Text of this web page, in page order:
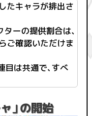
たキャラが排出さ
ーの提供割合は、
ご確認いただけま
は共通で、すべ
」の開始